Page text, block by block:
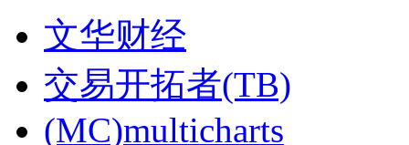
文华财经
交易开拓者(TB)
(MC)multicharts